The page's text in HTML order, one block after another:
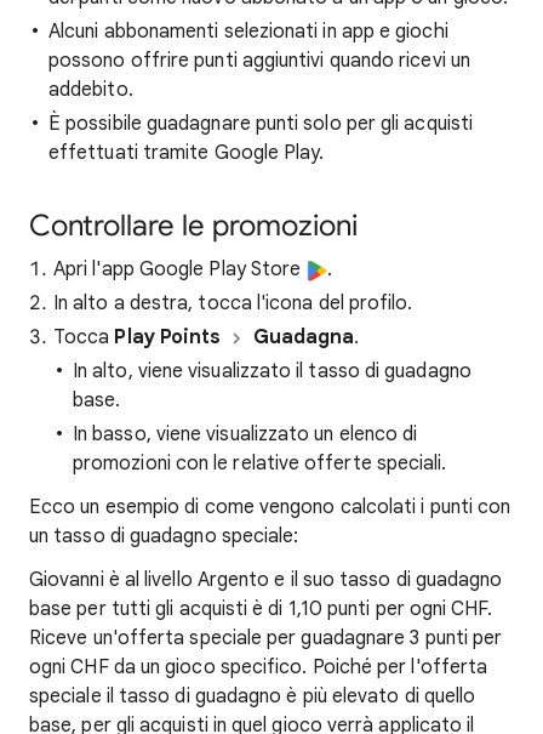
Alcuni abbonamenti selezionati in app e giochi
possono offrire punti aggiuntivi quando ricevi un
addebito.
È possibile guadagnare punti solo per gli acquisti
effettuati tramite Google Play.
Controllare le promozioni
Apri l'app Google Play Store
.
In alto a destra, tocca l'icona del profilo.
Tocca Play Points Guadagna.
In alto, viene visualizzato il tasso di guadagno
base.
In basso, viene visualizzato un elenco di
promozioni con le relative offerte speciali.
Ecco un esempio di come vengono calcolati i punti con
un tasso di guadagno speciale:
Giovanni è al livello Argento e il suo tasso di guadagno
base per tutti gli acquisti è di 1,10 punti per ogni CHF.
Riceve un'offerta speciale per guadagnare 3 punti per
ogni CHF da un gioco specifico. Poiché per l'offerta
speciale il tasso di guadagno è più elevato di quello
base, per gli acquisti in quel gioco verrà applicato il